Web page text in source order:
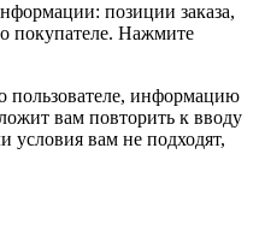
позиции заказа,
покупателе. Нажмите
пользователе, информацию
вам повторить к вводу
условия вам не подходят,